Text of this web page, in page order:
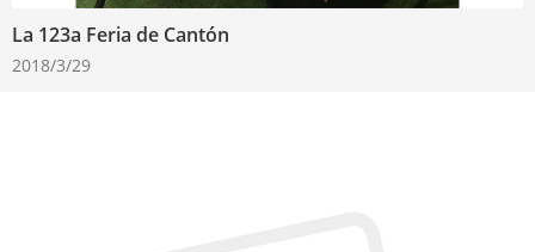
La 123a Feria de Cantón
2018/3/29